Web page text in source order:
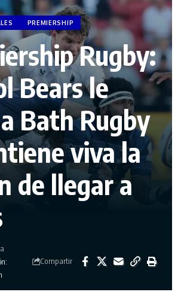
PREMIERSHIP
Rugby:
Bears le
Bath Rugby
viva la
de llegar a
Compartir